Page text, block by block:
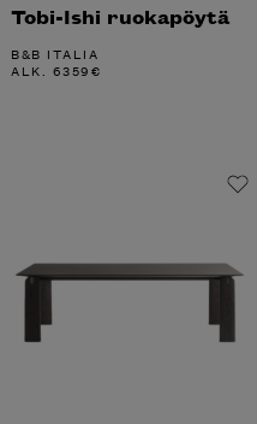
Tobi-Ishi ruokapöytä
B&B ITALIA
ALK. 6359€